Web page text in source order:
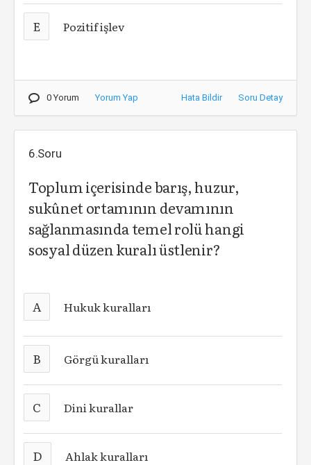
E Pozitif işlev
0 Yorum Yorum Yap Hata Bildir Soru Detay
6.Soru
Toplum içerisinde barış, huzur,
sukûnet ortamının devamının
sağlanmasında temel rolü hangi
sosyal düzen kuralı üstlenir?
A Hukuk kuralları
B Görgü kuralları
C Dini kurallar
D Ahlak kuralları